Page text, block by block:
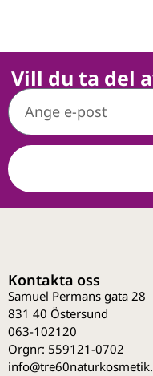
Vill du ta del
Kontakta oss
Samuel Permans gata 28
831 40 Östersund
063-102120
Orgnr: 559121-0702